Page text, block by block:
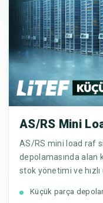
AS/RS Mini
AS/RS mini load raf
depolamasında alan
stok yönetimi ve
Küçük parça